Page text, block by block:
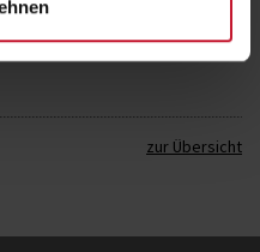
zur Übersicht